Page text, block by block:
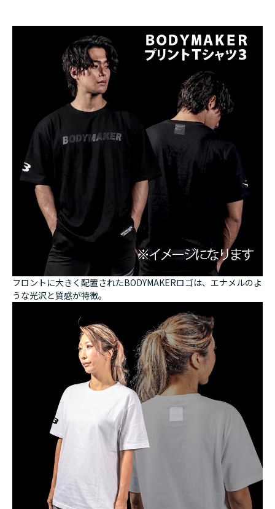
フロントに大きく配置されたBODYMAKERロゴは、エナメルのよ
うな光沢と質感が特徴。